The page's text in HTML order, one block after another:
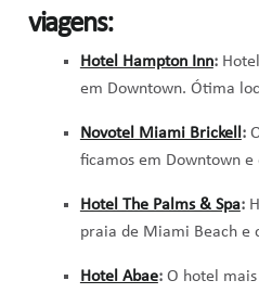
viagens:
Hotel Hampton Inn:Hotel
em Downtown. Ótima
Novotel Miami Brickell :
ficamos em Downtown e
Hotel The Palms & Spa:
praia de Miami Beach e
Hotel Abae:O hotel mais